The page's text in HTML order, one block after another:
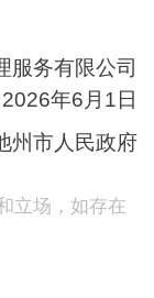
服务有限公司
2026年6月1日
州市人民政府
立场，如存在